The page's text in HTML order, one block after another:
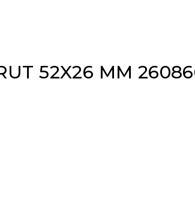
52X26 MM